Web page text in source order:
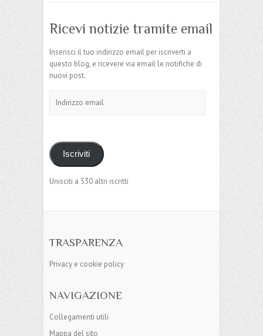
Ricevi notizie tramite email
Inserisci il tuo indirizzo email per iscriverti a
questo blog, e ricevere via email le notifiche di
nuovi post.
email
Iscriviti
Unisciti a 530 altri iscritti
TRASPARENZA
Privacy e cookie policy
NAVIGAZIONE
Collegamenti utili
Mappa del sito